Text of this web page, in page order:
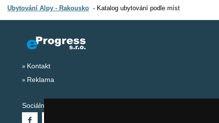
Ubytování Alpy - Rakousko
Katalog ubytování podle míst
Kontakt
Reklama
Sociální sítě: